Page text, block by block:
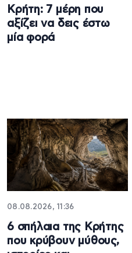
Κρήτη: 7 μέρη που
αξίζει να δεις έστω
μία φορά
08.08.2026, 11:36
6 σπήλαια της Κρήτης
που κρύβουν μύθους,